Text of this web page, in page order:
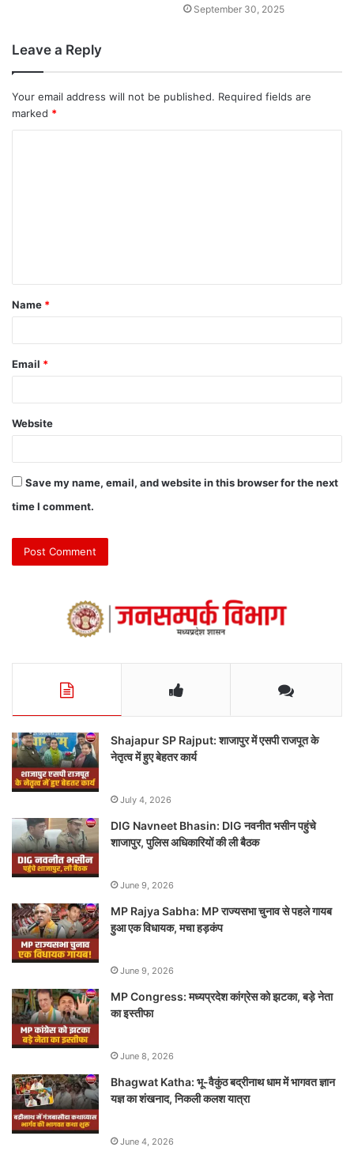
September 30, 2025
Leave a Reply
Your email address will not be published. Required fields are
marked *
Name *
Email *
Website
Save my name, email, and website in this browser for the next
time I comment.
Shajapur SP Rajput: शाजापुर में एसपी राजपूत के
नेतृत्व में हुए बेहतर कार्य
July 4, 2026
DIG Navneet Bhasin: DIG नवनीत भसीन पहुंचे
शाजापुर, पुलिस अधिकारियों की ली बैठक
June 9, 2026
MP Rajya Sabha: MP राज्यसभा चुनाव से पहले गायब
हुआ एक विधायक, मचा हड़कंप
June 9, 2026
MP Congress: मध्यप्रदेश कांग्रेस को झटका, बड़े नेता
का इस्तीफा
June 8, 2026
Bhagwat Katha: भू-वैकुंठ बद्रीनाथ धाम में भागवत ज्ञान
यज्ञ का शंखनाद, निकली कलश यात्रा
June 4, 2026